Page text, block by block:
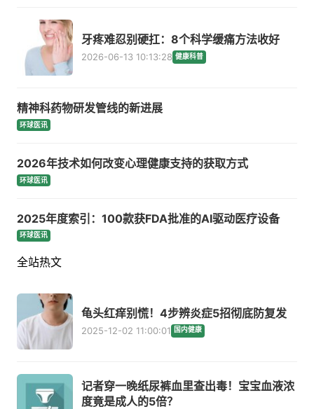
牙疼难忍别硬扛：8个科学缓痛方法收好
2026-06-13 10:13:28 健康科普
精神科药物研发管线的新进展
环球医讯
2026年技术如何改变心理健康支持的获取方式
环球医讯
2025年度索引：100款获FDA批准的AI驱动医疗设备
环球医讯
全站热文
龟头红痒别慌！4步辨炎症5招彻底防复发
2025-12-02 11:00:01 国内健康
记者穿一晚纸尿裤血里查出毒！宝宝血液浓
度竟是成人的5倍？